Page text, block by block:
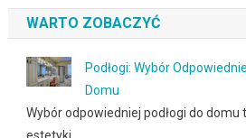
WARTO ZOBACZYĆ
Podłogi: Wybór
Domu
Wybór odpowiedniej podłogi do domu
estetyki, …